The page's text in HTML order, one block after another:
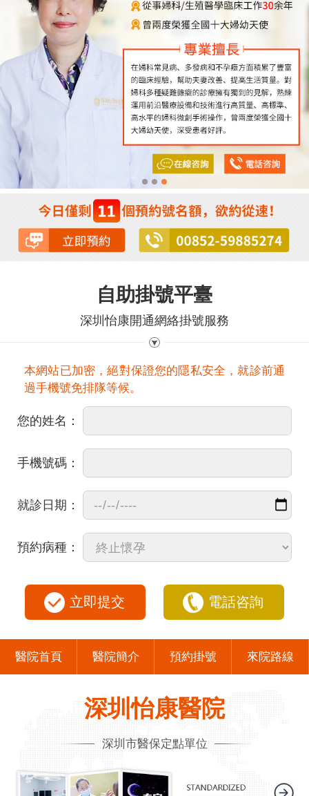
自助掛號平臺
深圳怡康開通網絡掛號服務
本網站已加密，絕對保證您的隱私安全，就診前通
過手機號免排隊等候。
您的姓名：
手機號碼：
就診日期：
預約病種：
立即提交 電話咨詢
醫院首頁 醫院簡介 預約掛號 來院路線
深圳怡康醫院
深圳市醫保定點單位